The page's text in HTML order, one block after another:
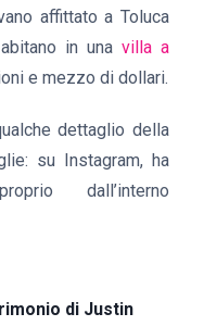
affittato a Toluca
in una villa a
e mezzo di dollari.
dettaglio della
su Instagram, ha
dall’interno
di Justin